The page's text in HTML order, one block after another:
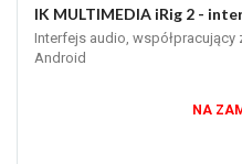
IK MULTIMEDIA iRig 2 -
Interfejs audio, współpracujący
Android
NA